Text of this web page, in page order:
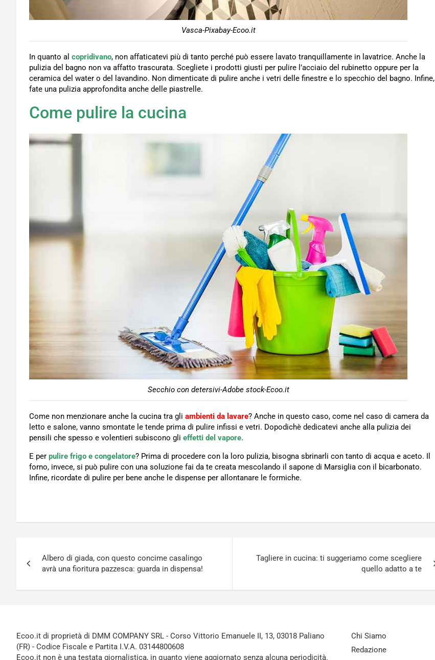
Vasca-Pixabay-Ecoo.it
In quanto al copridivano, non affaticatevi più di tanto perché può essere lavato tranquillamente in lavatrice. Anche la
pulizia del bagno non va affatto trascurata. Scegliete i prodotti giusti per pulire l’acciaio del rubinetto oppure per la
ceramica del water o del lavandino. Non dimenticate di pulire anche i vetri delle finestre e lo specchio del bagno. Infine,
fate una pulizia approfondita anche delle piastrelle.
Come pulire la cucina
Secchio con detersivi-Adobe stock-Ecoo.it
Come non menzionare anche la cucina tra gli ambienti da lavare? Anche in questo caso, come nel caso di camera da
letto e salone, vanno smontate le tende prima di pulire infissi e vetri. Dopodichè dedicatevi anche alla pulizia dei
pensili che spesso e volentieri subiscono gli effetti del vapore.
E per pulire frigo e congelatore? Prima di procedere con la loro pulizia, bisogna sbrinarli con tanto di acqua e aceto. Il
forno, invece, si può pulire con una soluzione fai da te creata mescolando il sapone di Marsiglia con il bicarbonato.
Infine, ricordate di pulire per bene anche le dispense per allontanare le formiche.
articoli
Albero di giada, con questo concime casalingo
avrà una fioritura pazzesca: guarda in dispensa!
Tagliere in cucina: ti suggeriamo come scegliere
quello adatto a te
Ecoo.it di proprietà di DMM COMPANY SRL - Corso Vittorio Emanuele II, 13, 03018 Paliano
(FR) - Codice Fiscale e Partita I.V.A. 03144800608
Ecoo.it non è una testata giornalistica, in quanto viene aggiornato senza alcuna periodicità.
Chi Siamo
Redazione